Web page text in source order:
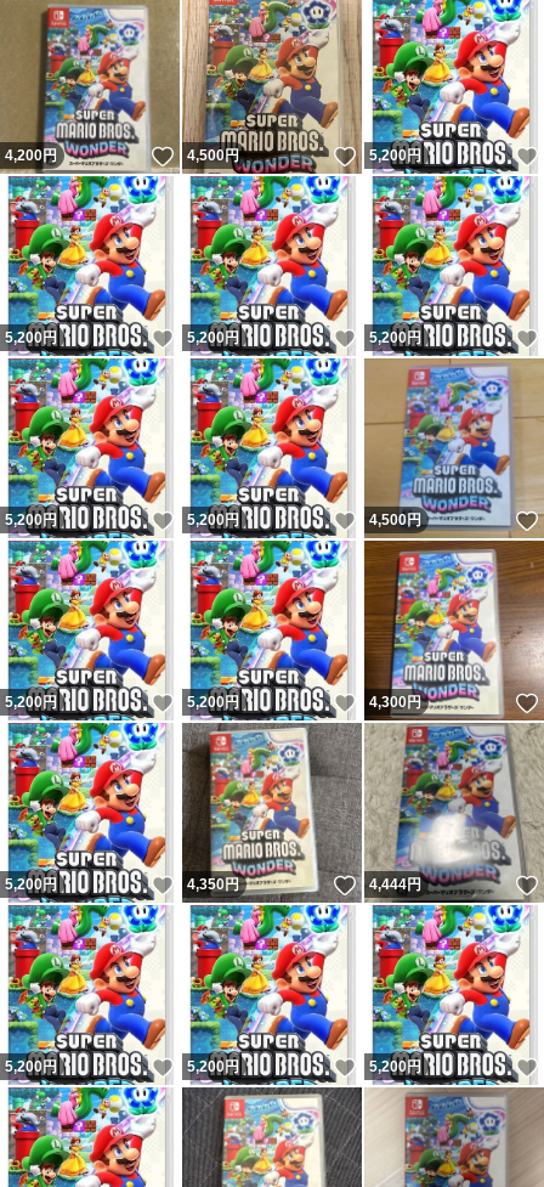
4,200円 いいね！
4,500円 いいね！
5,200 円
5,200 円 いいね！
5,200 円 いいね！
5,200 円
5,200 円 いいね！
5,200 円 いいね！
4,500円
5,200 円 いいね！
5,200 円 いいね！
4,300円
5,200 円 いいね！
4,350円 いいね！
4,444円
5,200 円 いいね！
5,200 円 いいね！
5,200 円